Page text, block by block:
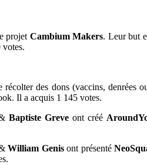
projet Cambium Makers. Leur but
votes.
récolter des dons (vaccins, denrées
Il a acquis 1 145 votes.
Baptiste Greve ont créé
William Genisont présenté